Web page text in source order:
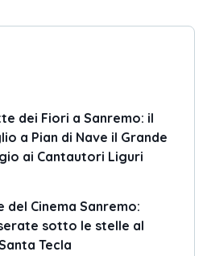
dei Fiori a Sanremo: il
a Pian di Nave il Grande
ai Cantautori Liguri
del Cinema Sanremo:
sotto le stelle al
Tecla